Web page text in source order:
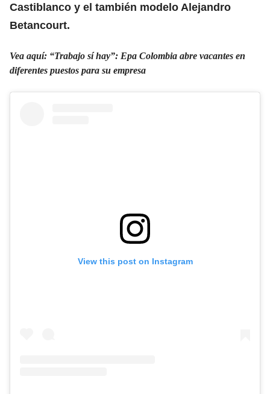
Castiblanco y el también modelo Alejandro
Betancourt.
Vea aquí: “Trabajo sí hay”: Epa Colombia abre vacantes en
diferentes puestos para su empresa
View this post on Instagram